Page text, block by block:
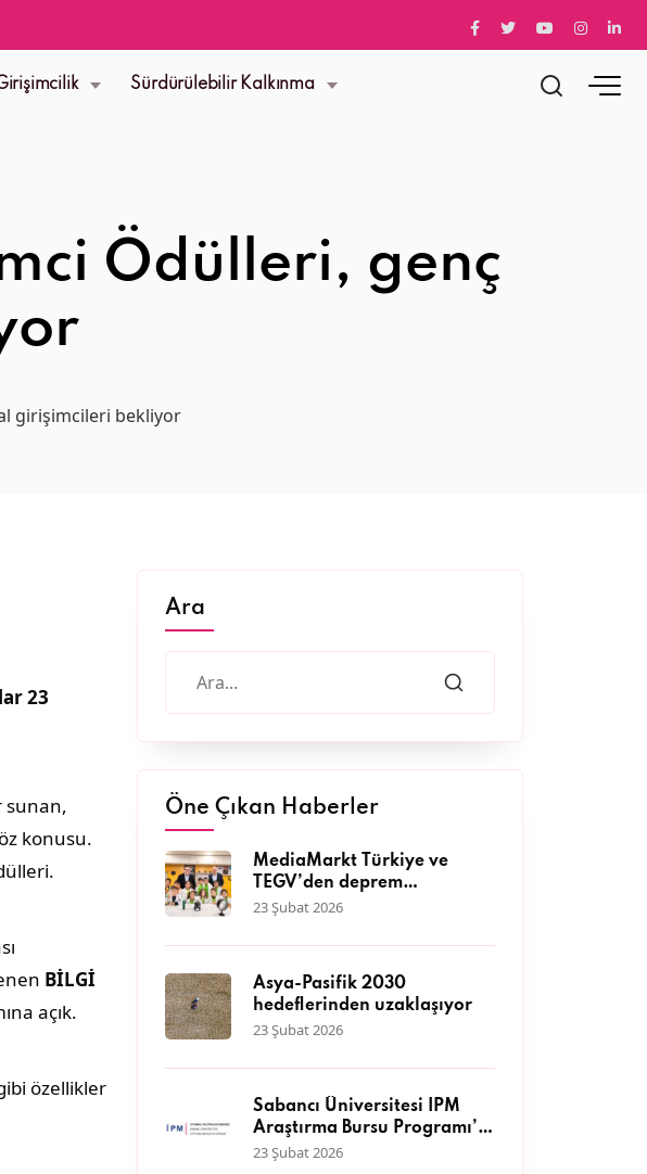
Sürdürülebilir Kalkınma
Ödülleri, genç
girişimcileri bekliyor
23
sunan,
konusu.
BİLGİ
açık.
özellikler
Ara
Öne Çıkan Haberler
MediaMarkt Türkiye ve
TEGV’den deprem
bölgesinde 11 bini aşkın
desteği
23 Şubat 2026
Asya-Pasifik 2030
hedeflerinden uzaklaşıyor
23 Şubat 2026
Sabancı Üniversitesi İPM
Araştırma Bursu Programı’a
başvurular başladı
23 Şubat 2026